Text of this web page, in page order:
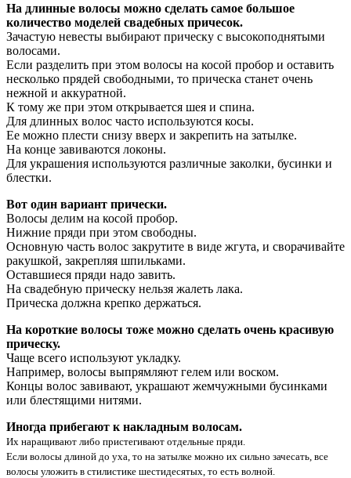
На длинные волосы можно сделать самое большое
количество моделей свадебных причесок.
Зачастую невесты выбирают прическу с высокоподнятыми
волосами.
Если разделить при этом волосы на косой пробор и оставить
несколько прядей свободными, то прическа станет очень
нежной и аккуратной.
К тому же при этом открывается шея и спина.
Для длинных волос часто используются косы.
Ее можно плести снизу вверх и закрепить на затылке.
На конце завиваются локоны.
Для украшения используются различные заколки, бусинки и
блестки.
Вот один вариант прически.
Волосы делим на косой пробор.
Нижние пряди при этом свободны.
Основную часть волос закрутите в виде жгута, и сворачивайте
ракушкой, закрепляя шпильками.
Оставшиеся пряди надо завить.
На свадебную прическу нельзя жалеть лака.
Прическа должна крепко держаться.
На короткие волосы тоже можно сделать очень красивую
прическу.
Чаще всего используют укладку.
Например, волосы выпрямляют гелем или воском.
Концы волос завивают, украшают жемчужными бусинками
или блестящими нитями.
Иногда прибегают к накладным волосам.
Их наращивают либо пристегивают отдельные пряди.
Если волосы длиной до уха, то на затылке можно их сильно зачесать, все
волосы уложить в стилистике шестидесятых, то есть волной.